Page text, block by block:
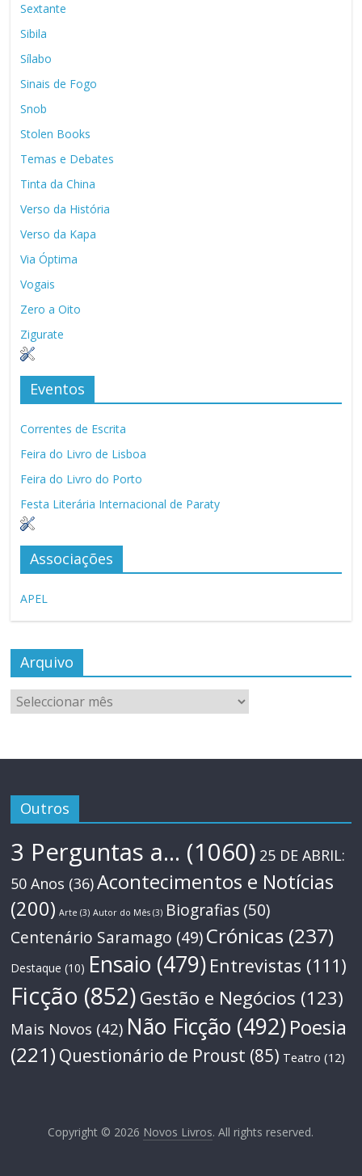
Sextante
Sibila
Sílabo
Sinais de Fogo
Snob
Stolen Books
Temas e Debates
Tinta da China
Verso da História
Verso da Kapa
Via Óptima
Vogais
Zero a Oito
Zigurate
Eventos
Correntes de Escrita
Feira do Livro de Lisboa
Feira do Livro do Porto
Festa Literária Internacional de Paraty
Associações
APEL
Arquivo
Arquivo
Outros
3 Perguntas a... (1060) 25 DE ABRIL:
50 Anos (36)Acontecimentos e Notícias
(200) Arte (3) Autor do Mês (3) Biografias (50)
Centenário Saramago (49)Crónicas (237)
Destaque (10) Ensaio (479) Entrevistas (111)
Ficção (852) Gestão e Negócios (123)
Mais Novos (42) Não Ficção (492)Poesia
(221) Questionário de Proust (85) Teatro (12)
Copyright © 2026 Novos Livros. All rights reserved.